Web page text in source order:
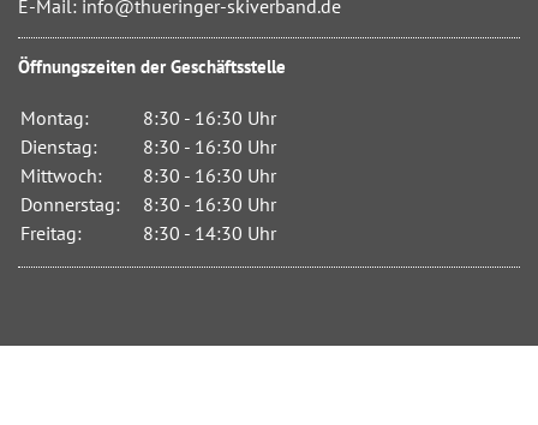
E-Mail: info@thueringer-skiverband.de
Öffnungszeiten der Geschäftsstelle
Montag:
8:30 - 16:30 Uhr
Dienstag:
8:30 - 16:30 Uhr
Mittwoch:
8:30 - 16:30 Uhr
Donnerstag:
8:30 - 16:30 Uhr
Freitag:
8:30 - 14:30 Uhr